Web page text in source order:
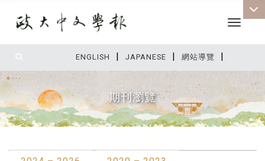
ENGLISH | JAPANESE | 網站導覽 |
Toggle
期刊瀏覽